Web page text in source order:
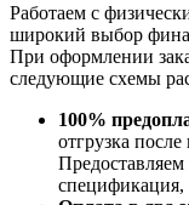
Работаем с
широкий выбор
При оформлении
следующие схемы
100%
отгрузка